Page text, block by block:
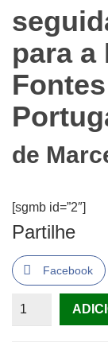
para a
de
[sgmb id=”2″]
Partilhe
Facebook
Quantidade